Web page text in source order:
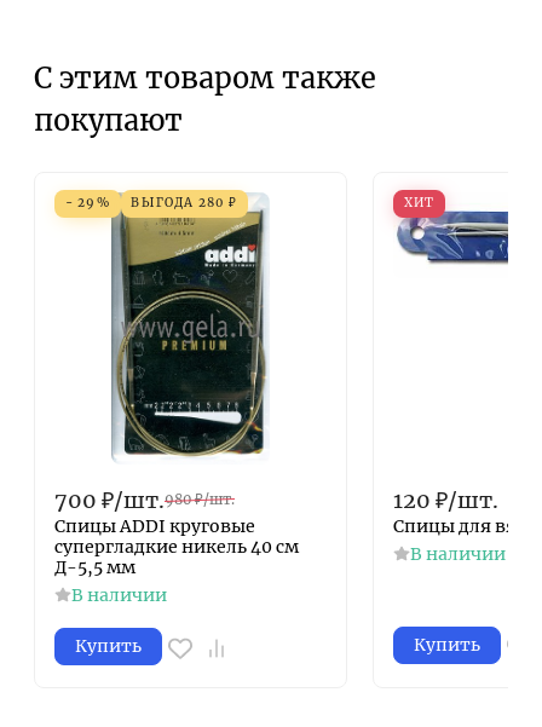
С этим товаром также
покупают
- 29% ВЫГОДА 280 ₽
700 ₽/шт.980 ₽/шт.
Спицы ADDI круговые
супергладкие никель 40 см
Д-5,5 мм
В наличии
Купить
ХИТ
120 ₽/шт.
Cпицы для
В наличии
Купить